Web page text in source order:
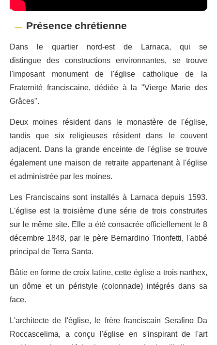
Présence chrétienne
Dans le quartier nord-est de Larnaca, qui se
distingue des constructions environnantes, se trouve
l'imposant monument de l'église catholique de la
Fraternité franciscaine, dédiée à la "Vierge Marie des
Grâces".
Deux moines résident dans le monastère de l'église,
tandis que six religieuses résident dans le couvent
adjacent. Dans la grande enceinte de l'église se trouve
également une maison de retraite appartenant à l'église
et administrée par les moines.
Les Franciscains sont installés à Larnaca depuis 1593.
L'église est la troisième d'une série de trois construites
sur le même site. Elle a été consacrée officiellement le 8
décembre 1848, par le père Bernardino Trionfetti, l'abbé
principal de Terra Santa.
Bâtie en forme de croix latine, cette église a trois narthex,
un dôme et un péristyle (colonnade) intégrés dans sa
face.
L'architecte de l'église, le frère franciscain Serafino Da
Roccascelima, a conçu l'église en s'inspirant de l'art